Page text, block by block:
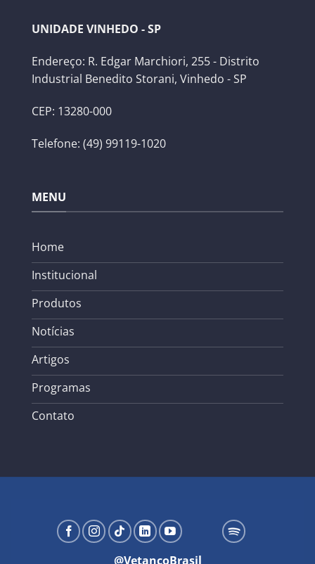
UNIDADE VINHEDO - SP
Endereço: R. Edgar Marchiori, 255 - Distrito
Industrial Benedito Storani, Vinhedo - SP
CEP: 13280-000
Telefone: (49) 99119-1020
MENU
Home
Institucional
Produtos
Notícias
Artigos
Programas
Contato
@VetancoBrasil